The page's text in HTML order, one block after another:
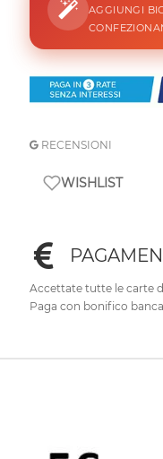
AGGIUNGI
RECENSIONI
WISHLIST
Accettate tutte le carte
Paga con bonifico